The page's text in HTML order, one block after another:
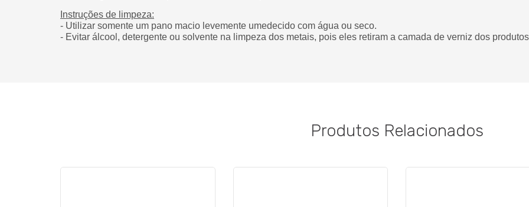
Instruções de limpeza:
- Utilizar somente um pano macio levemente umedecido com água ou seco.
- Evitar álcool, detergente ou solvente na limpeza dos metais, pois eles retiram a camada de verniz dos
Produtos Relacionados